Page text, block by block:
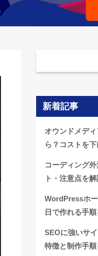
新着記事
オウンドメデ
ら？コストを
コーディング
ト・注意点を
WordPressホ
日で作れる手
SEOに強いサ
特徴と制作手